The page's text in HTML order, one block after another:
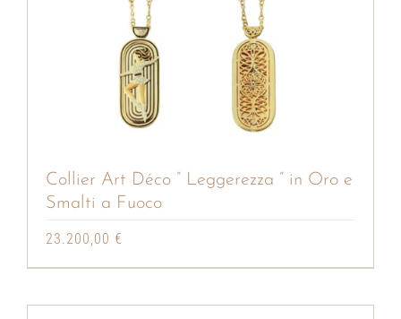
Collier Art Déco ” Leggerezza ” in Oro e
Smalti a Fuoco
23.200,00 €